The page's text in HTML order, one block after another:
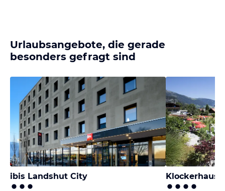
Urlaubsangebote, die gerade
besonders gefragt sind
ibis Landshut City Klockerhaus